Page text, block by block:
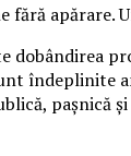
fără apărare.
dobândirea
îndeplinite
pașnică